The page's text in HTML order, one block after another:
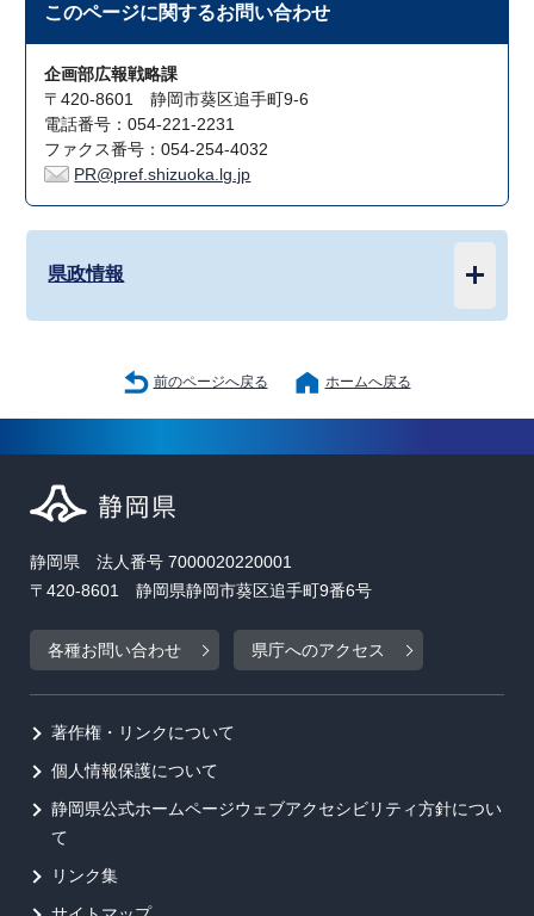
このページに関するお問い合わせ
企画部広報戦略課
〒420-8601 静岡市葵区追手町9-6
電話番号：054-221-2231
ファクス番号：054-254-4032
PR@pref.shizuoka.lg.jp
県政情報
前のページへ戻る ホームへ戻る
静岡県 法人番号 7000020220001
〒420-8601 静岡県静岡市葵区追手町9番6号
各種お問い合わせ 県庁へのアクセス
著作権・リンクについて
個人情報保護について
静岡県公式ホームページウェブアクセシビリティ方針につい
て
リンク集